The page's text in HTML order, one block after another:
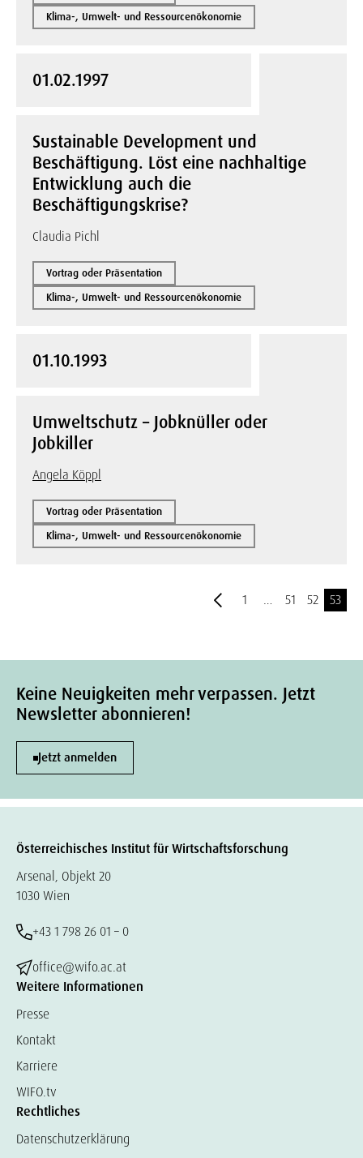
Klima-, Umwelt- und Ressourcenökonomie
01.02.1997
Sustainable Development und
Beschäftigung. Löst eine nachhaltige
Entwicklung auch die
Beschäftigungskrise?
Claudia Pichl
Vortrag oder Präsentation
Klima-, Umwelt- und Ressourcenökonomie
01.10.1993
Umweltschutz – Jobknüller oder
Jobkiller
Angela Köppl
Vortrag oder Präsentation
Klima-, Umwelt- und Ressourcenökonomie
1 … 51 52 53
Keine Neuigkeiten mehr verpassen. Jetzt
Newsletter abonnieren!
Jetzt anmelden
Österreichisches Institut für Wirtschaftsforschung
Arsenal, Objekt 20
1030 Wien
+43 1 798 26 01 – 0
office@wifo.ac.at
Weitere Informationen
Presse
Kontakt
Karriere
WIFO.tv
Rechtliches
Datenschutzerklärung